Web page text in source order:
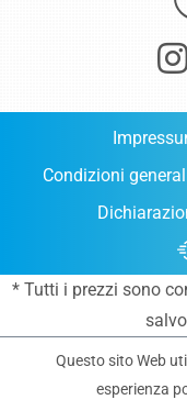
Condizioni
* Tutti i prezzi sono
Questo sito Web
esperienza